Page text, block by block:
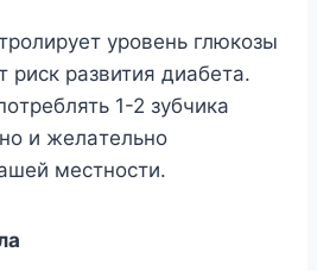
ypoвeнь глюкoзы
pиcк paзвития диaбeтa.
1-2 зyбчикa
и жeлaтeльнo
мecтнocти.